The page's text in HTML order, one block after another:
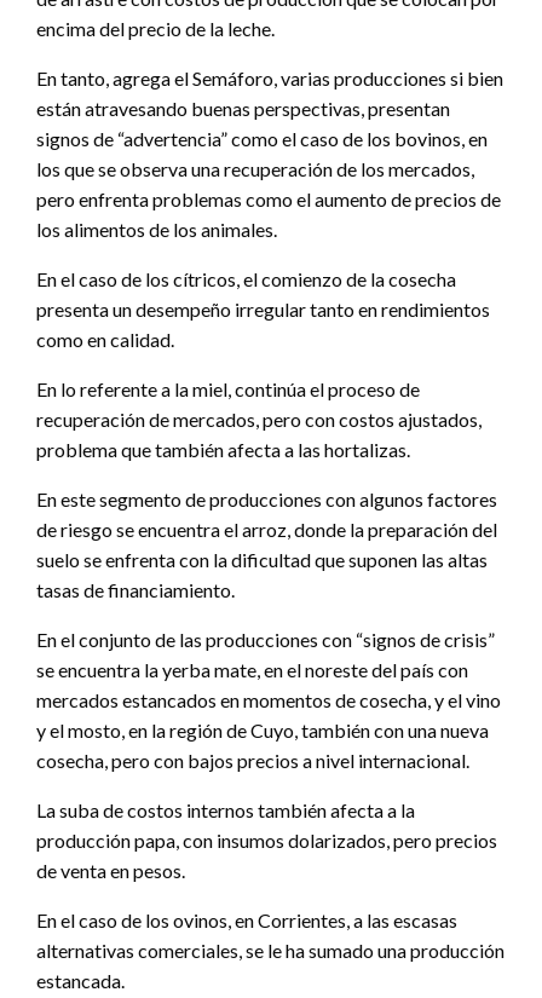
encima del precio de la leche.
En tanto, agrega el Semáforo, varias producciones si bien
están atravesando buenas perspectivas, presentan
signos de “advertencia” como el caso de los bovinos, en
los que se observa una recuperación de los mercados,
pero enfrenta problemas como el aumento de precios de
los alimentos de los animales.
En el caso de los cítricos, el comienzo de la cosecha
presenta un desempeño irregular tanto en rendimientos
como en calidad.
En lo referente a la miel, continúa el proceso de
recuperación de mercados, pero con costos ajustados,
problema que también afecta a las hortalizas.
En este segmento de producciones con algunos factores
de riesgo se encuentra el arroz, donde la preparación del
suelo se enfrenta con la dificultad que suponen las altas
tasas de financiamiento.
En el conjunto de las producciones con “signos de crisis”
se encuentra la yerba mate, en el noreste del país con
mercados estancados en momentos de cosecha, y el vino
y el mosto, en la región de Cuyo, también con una nueva
cosecha, pero con bajos precios a nivel internacional.
La suba de costos internos también afecta a la
producción papa, con insumos dolarizados, pero precios
de venta en pesos.
En el caso de los ovinos, en Corrientes, a las escasas
alternativas comerciales, se le ha sumado una producción
estancada.